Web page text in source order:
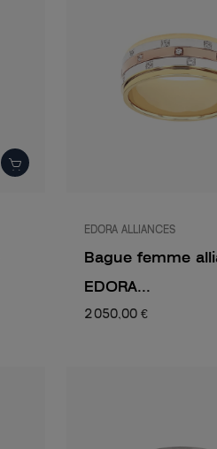
EDORA ALLIANCES
Bague femme
EDORA...
2 050,00 €